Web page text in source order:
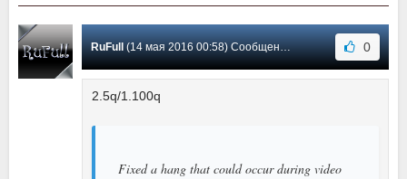
RuFull (14 мая 2016 00:58) Сообщение #53 0
2.5q/1.100q
Fixed a hang that could occur during video